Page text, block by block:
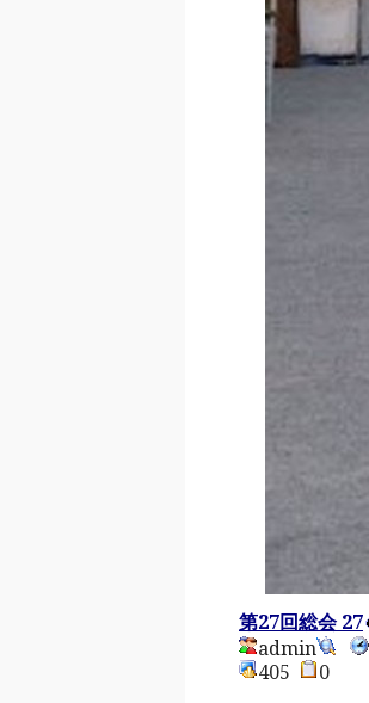
第27回総会 27
admin
405
0